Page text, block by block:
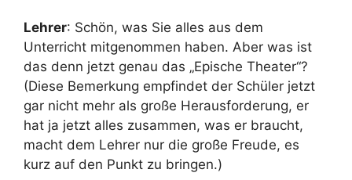
Lehrer: Schön, was Sie alles aus dem
Unterricht mitgenommen haben. Aber was ist
das denn jetzt genau das „Epische Theater“?
(Diese Bemerkung empfindet der Schüler jetzt
gar nicht mehr als große Herausforderung, er
hat ja jetzt alles zusammen, was er braucht,
macht dem Lehrer nur die große Freude, es
kurz auf den Punkt zu bringen.)